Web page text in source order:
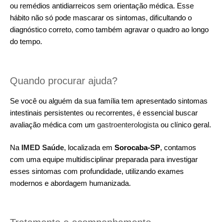
ou remédios antidiarreicos sem orientação médica. Esse
hábito não só pode mascarar os sintomas, dificultando o
diagnóstico correto, como também agravar o quadro ao longo
do tempo.
Quando procurar ajuda?
Se você ou alguém da sua família tem apresentado sintomas
intestinais persistentes ou recorrentes, é essencial buscar
avaliação médica com um gastroenterologista ou clínico geral.
Na IMED Saúde, localizada em Sorocaba-SP, contamos
com uma equipe multidisciplinar preparada para investigar
esses sintomas com profundidade, utilizando exames
modernos e abordagem humanizada.